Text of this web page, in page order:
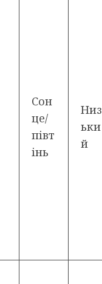
Сон
це/
півт
інь
Низ
ьки
й